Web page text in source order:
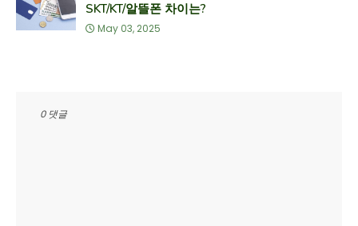
SKT/KT/알뜰폰 차이는?
May 03, 2025
0 댓글